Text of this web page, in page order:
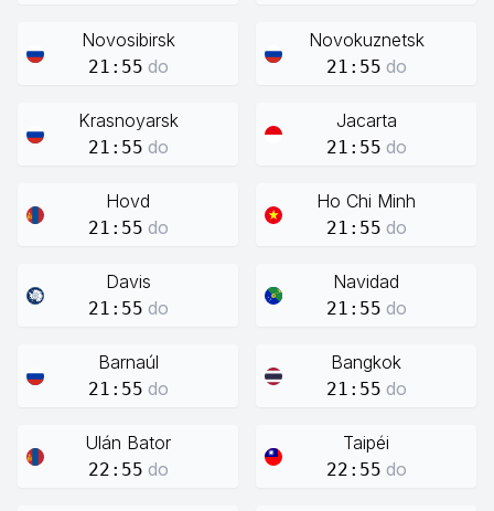
Novosibirsk
21:55 do
Novokuznetsk
21:55 do
Krasnoyarsk
21:55 do
Jacarta
21:55 do
Hovd
21:55 do
Ho Chi Minh
21:55 do
Davis
21:55 do
Navidad
21:55 do
Barnaúl
21:55 do
Bangkok
21:55 do
Ulán Bator
22:55 do
Taipéi
22:55 do